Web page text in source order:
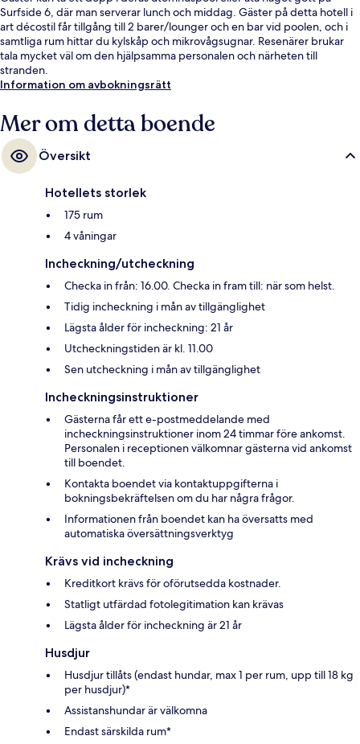
Surfside 6, där man serverar lunch och middag. Gäster på detta hotell i
art décostil får tillgång till 2 barer/lounger och en bar vid poolen, och i
samtliga rum hittar du kylskåp och mikrovågsugnar. Resenärer brukar
tala mycket väl om den hjälpsamma personalen och närheten till
stranden.
Information om avbokningsrätt
Mer om detta boende
Översikt
Hotellets storlek
175 rum
4 våningar
Incheckning/utcheckning
Checka in från: 16.00. Checka in fram till: när som helst.
Tidig incheckning i mån av tillgänglighet
Lägsta ålder för incheckning: 21 år
Utcheckningstiden är kl. 11.00
Sen utcheckning i mån av tillgänglighet
Incheckningsinstruktioner
Gästerna får ett e-postmeddelande med
incheckningsinstruktioner inom 24 timmar före ankomst.
Personalen i receptionen välkomnar gästerna vid ankomst
till boendet.
Kontakta boendet via kontaktuppgifterna i
bokningsbekräftelsen om du har några frågor.
Informationen från boendet kan ha översatts med
automatiska översättningsverktyg
Krävs vid incheckning
Kreditkort krävs för oförutsedda kostnader.
Statligt utfärdad fotolegitimation kan krävas
Lägsta ålder för incheckning är 21 år
Husdjur
Husdjur tillåts (endast hundar, max 1 per rum, upp till 18 kg
per husdjur)*
Assistanshundar är välkomna
Endast särskilda rum*